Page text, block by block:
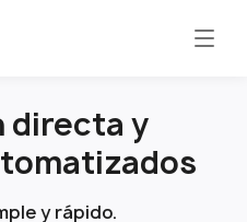
directa y
y rápido.